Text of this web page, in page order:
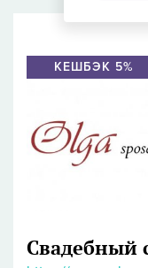
КЕШБЭК 5%
Свадебный